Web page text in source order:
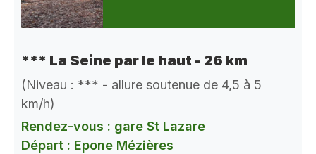
*** La Seine par le haut - 26 km
(Niveau : *** - allure soutenue de 4,5 à 5
km/h)
Rendez-vous : gare St Lazare
Départ : Epone Mézières